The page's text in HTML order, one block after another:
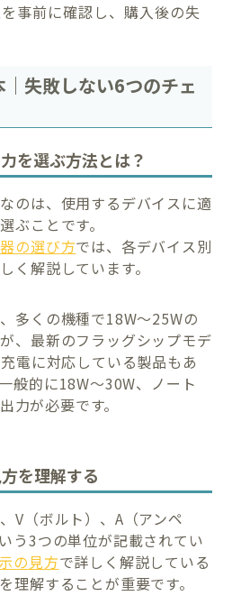
事前に確認し、購入後の失
失敗しない6つのチェ
を選ぶ方法とは？
のは、使用するデバイスに適
ぶことです。
の選び方では、各デバイス別
く解説しています。
多くの機種で18W～25Wの
、最新のフラッグシップモデ
電に対応している製品もあ
般的に18W～30W、ノート
力が必要です。
を理解する
V（ボルト）、A（アンペ
う3つの単位が記載されてい
の見方で詳しく解説している
理解することが重要です。